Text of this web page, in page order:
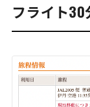
フライト